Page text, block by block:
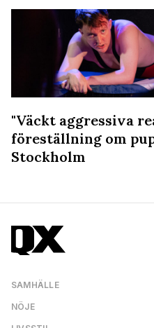
"Väckt aggressiva
föreställning om
Stockholm
SAMHÄLLE
NÖJE